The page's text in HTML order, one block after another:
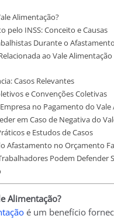
Alimentação?
pelo INSS: Conceito e Causas
Durante o Afastamento
ao Vale
Casos Relevantes
e Convenções Coletivas
no Pagamento do
em Caso de Negativa do
e Estudos de Casos
Afastamento no Orçamento
Podem Defender
Alimentação?
é um benefício